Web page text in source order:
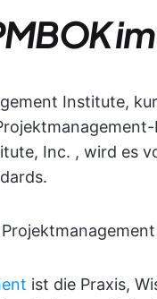
im
Institute,
Inc. , wird es
ist die Praxis,